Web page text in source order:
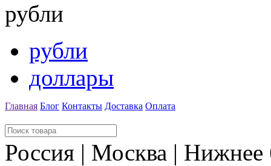
рубли
рубли
доллары
Главная Блог Контакты Доставка Оплата
Россия | Москва |